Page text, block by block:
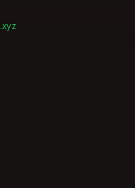
.xyz